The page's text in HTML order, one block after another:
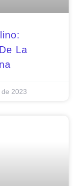
La
2023